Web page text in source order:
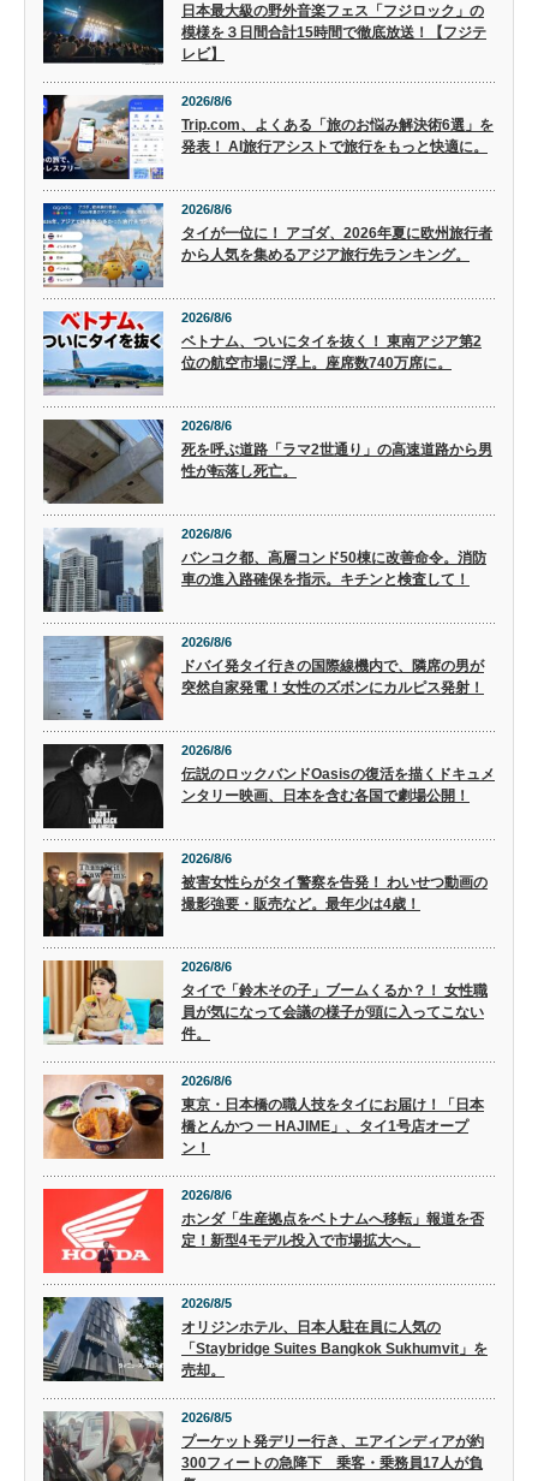
日本最大級の野外音楽フェス「フジロック」の
模様を３日間合計15時間で徹底放送！【フジテ
レビ】
2026/8/6
Trip.com、よくある「旅のお悩み解決術6選」を
発表！ AI旅行アシストで旅行をもっと快適に。
2026/8/6
タイが一位に！ アゴダ、2026年夏に欧州旅行者
から人気を集めるアジア旅行先ランキング。
2026/8/6
ベトナム、ついにタイを抜く！ 東南アジア第2
位の航空市場に浮上。座席数740万席に。
2026/8/6
死を呼ぶ道路「ラマ2世通り」の高速道路から男
性が転落し死亡。
2026/8/6
バンコク都、高層コンド50棟に改善命令。消防
車の進入路確保を指示。キチンと検査して！
2026/8/6
ドバイ発タイ行きの国際線機内で、隣席の男が
突然自家発電！女性のズボンにカルピス発射！
2026/8/6
伝説のロックバンドOasisの復活を描くドキュメ
ンタリー映画、日本を含む各国で劇場公開！
2026/8/6
被害女性らがタイ警察を告発！ わいせつ動画の
撮影強要・販売など。最年少は4歳！
2026/8/6
タイで「鈴木その子」ブームくるか？！ 女性職
員が気になって会議の様子が頭に入ってこない
件。
2026/8/6
東京・日本橋の職人技をタイにお届け！「日本
橋とんかつ 一 HAJIME」、タイ1号店オープ
ン！
2026/8/6
ホンダ「生産拠点をベトナムへ移転」報道を否
定！新型4モデル投入で市場拡大へ。
2026/8/5
オリジンホテル、日本人駐在員に人気の
「Staybridge Suites Bangkok Sukhumvit」を
売却。
2026/8/5
プーケット発デリー行き、エアインディアが約
300フィートの急降下 乗客・乗務員17人が負